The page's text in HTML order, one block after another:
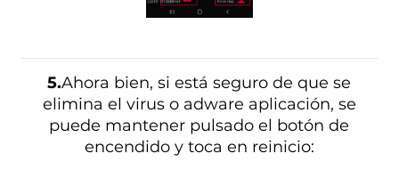
5.Ahora bien, si está seguro de que se
elimina el virus o adware aplicación, se
puede mantener pulsado el botón de
encendido y toca en reinicio: